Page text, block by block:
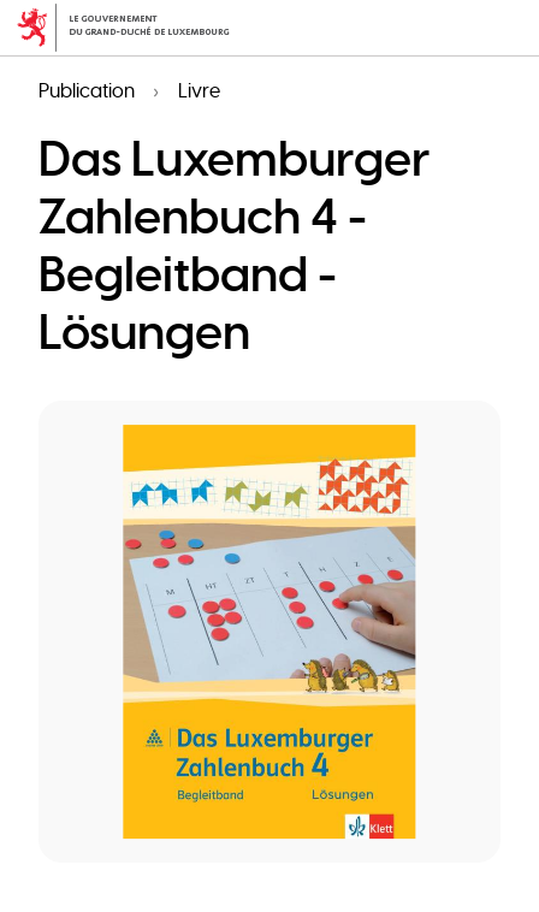
Aller
au
principal
Publication Livre
Das Luxemburger
Zahlenbuch 4 -
Begleitband -
Lösungen